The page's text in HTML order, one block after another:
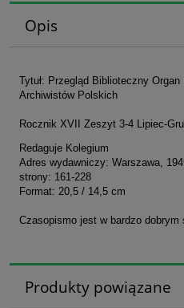
Opis
Tytuł: Przegląd Biblioteczny
Archiwistów Polskich
Rocznik XVII Zeszyt 3-4 Lipiec-
Redaguje Kolegium
Adres wydawniczy: Warszawa,
strony: 161-228
Format: 20,5 / 14,5 cm
Czasopismo jest w bardzo dobrym
Produkty powiązane